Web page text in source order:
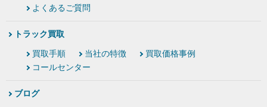
よくあるご質問
トラック買取
買取手順 当社の特徴
買取価格事例
コールセンター
ブログ